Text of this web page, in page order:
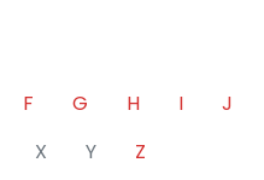
F G H I J
X Y
Z